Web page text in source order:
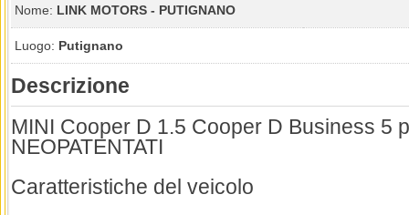
Nome: LINK MOTORS - PUTIGNANO
Luogo: Putignano
Descrizione
MINI Cooper D 1.5 Cooper D Business 5
NEOPATENTATI
Caratteristiche del veicolo